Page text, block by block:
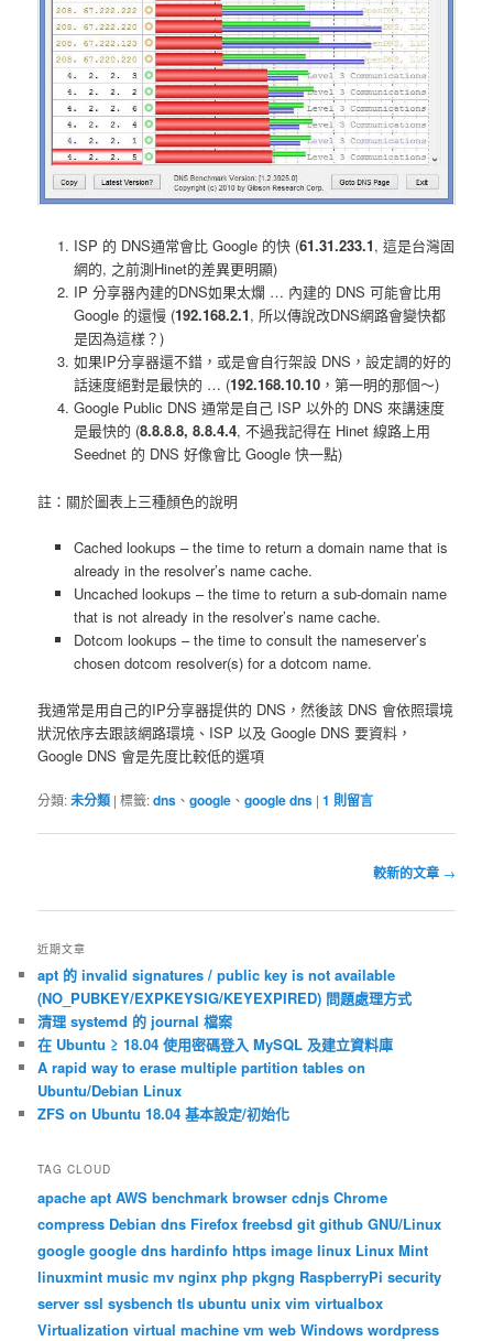
ISP 的 DNS通常會比 Google 的快 (61.31.233.1, 這是台灣固
網的, 之前測Hinet的差異更明顯)
IP 分享器內建的DNS如果太爛 … 內建的 DNS 可能會比用
Google 的還慢 (192.168.2.1, 所以傳說改DNS網路會變快都
是因為這樣？)
如果IP分享器還不錯，或是會自行架設 DNS，設定調的好的
話速度絕對是最快的 … (192.168.10.10，第一明的那個～)
Google Public DNS 通常是自己 ISP 以外的 DNS 來講速度
是最快的 (8.8.8.8, 8.8.4.4, 不過我記得在 Hinet 線路上用
Seednet 的 DNS 好像會比 Google 快一點)
註：關於圖表上三種顏色的說明
Cached lookups – the time to return a domain name that is
already in the resolver’s name cache.
Uncached lookups – the time to return a sub-domain name
that is not already in the resolver’s name cache.
Dotcom lookups – the time to consult the nameserver’s
chosen dotcom resolver(s) for a dotcom name.
我通常是用自己的IP分享器提供的 DNS，然後該 DNS 會依照環境
狀況依序去跟該網路環境、ISP 以及 Google DNS 要資料，
Google DNS 會是先度比較低的選項
分類:未分類 |標籤:dns 、google 、google dns |1 則留言
導
覽
較新的文章 →
近期文章
apt 的 invalid signatures / public key is not available
(NO_PUBKEY/EXPKEYSIG/KEYEXPIRED) 問題處理方式
清理 systemd 的 journal 檔案
在 Ubuntu ≥ 18.04 使用密碼登入 MySQL 及建立資料庫
A rapid way to erase multiple partition tables on
Ubuntu/Debian Linux
ZFS on Ubuntu 18.04 基本設定/初始化
TAG CLOUD
apache apt AWS benchmark browser cdnjs Chrome
compress Debian dns Firefox freebsd git github GNU/Linux
google google dns hardinfo https image linux Linux Mint
linuxmint music mv nginx php pkgng RaspberryPi security
server ssl sysbench tls ubuntu unix vim virtualbox
Virtualization virtual machine vm web Windows wordpress